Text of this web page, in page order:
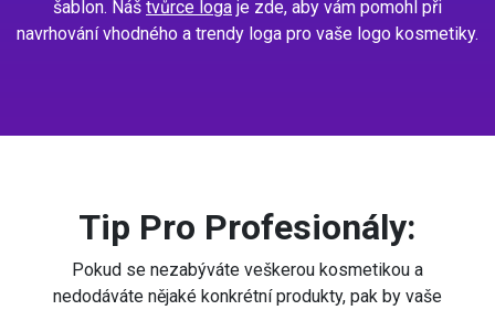
šablon. Náš tvůrce loga je zde, aby vám pomohl při
navrhování vhodného a trendy loga pro vaše logo kosmetiky.
Tip Pro Profesionály:
Pokud se nezabýváte veškerou kosmetikou a
nedodáváte nějaké konkrétní produkty, pak by vaše